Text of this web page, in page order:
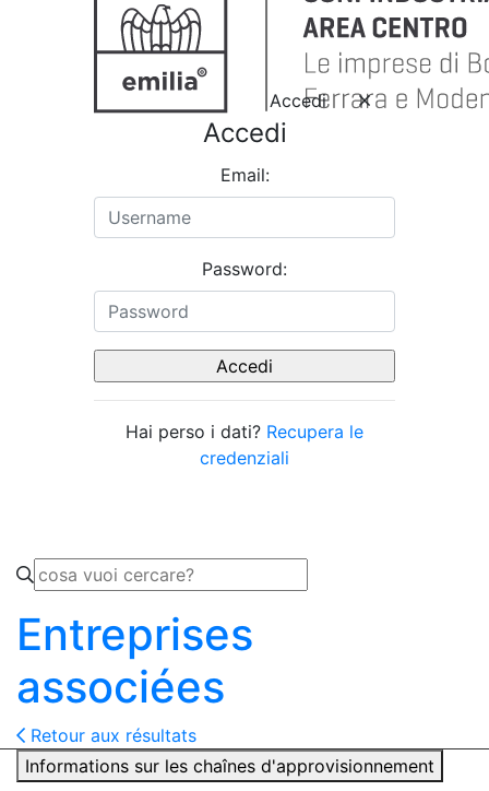
Accedi
Accedi
Email:
Password:
Hai perso i dati? Recupera le
credenziali
Entreprises
associées
Retour aux résultats
Informations sur les chaînes d'approvisionnement